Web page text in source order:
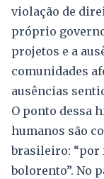
violação de
próprio
projetos e a
comunidades
ausências
O ponto dessa
humanos são
brasileiro: “por
bolorento”. No